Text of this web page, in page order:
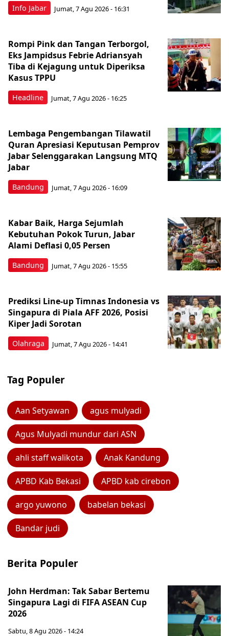
Info Jabar Jumat, 7 Agu 2026 - 16:31
Headline
Rompi Pink dan Tangan Terborgol,
Eks Jampidsus Febrie Adriansyah
Tiba di Kejagung untuk Diperiksa
Kasus TPPU
Jumat, 7 Agu 2026 - 16:25
Bandung
Lembaga Pengembangan Tilawatil
Quran Apresiasi Keputusan Pemprov
Jabar Selenggarakan Langsung MTQ
Jabar
Jumat, 7 Agu 2026 - 16:09
Bandung
Kabar Baik, Harga Sejumlah
Kebutuhan Pokok Turun, Jabar
Alami Deflasi 0,05 Persen
Jumat, 7 Agu 2026 - 15:55
Olahraga
Prediksi Line-up Timnas Indonesia vs
Singapura di Piala AFF 2026, Posisi
Kiper Jadi Sorotan
Jumat, 7 Agu 2026 - 14:41
Tag Populer
Aan Setyawan agus mulyadi
Agus Mulyadi mundur dari ASN
ahli staff walikota Anak Kandung
APBD Kab Bekasi APBD kab cirebon
argo yuwono babelan bekasi
Bandar judi
Berita Populer
John Herdman: Tak Sabar Bertemu
Singapura Lagi di FIFA ASEAN Cup
2026
Sabtu, 8 Agu 2026 - 14:24